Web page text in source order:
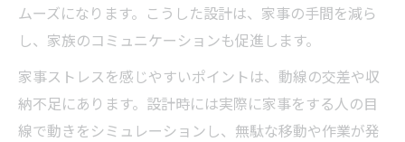
ムーズになります。こうした設計は、家事の手間を減ら
し、家族のコミュニケーションも促進します。
家事ストレスを感じやすいポイントは、動線の交差や収
納不足にあります。設計時には実際に家事をする人の目
線で動きをシミュレーションし、無駄な移動や作業が発